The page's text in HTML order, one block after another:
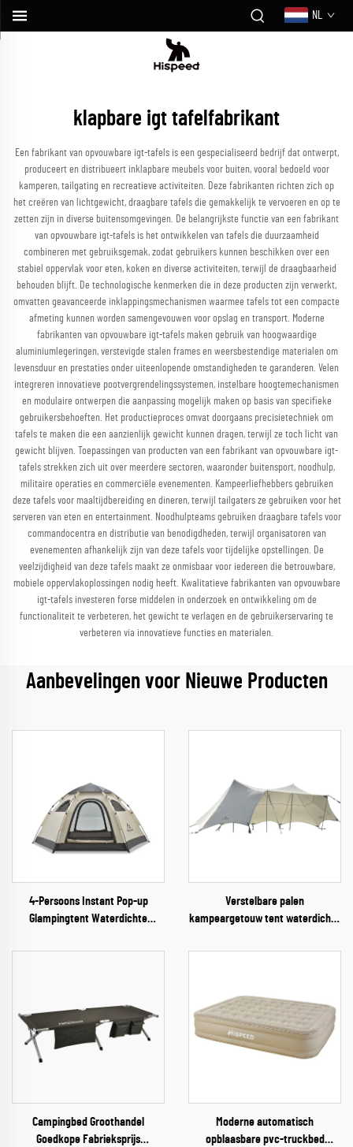
NL
klapbare igt tafelfabrikant
Een fabrikant van opvouwbare igt-tafels is een gespecialiseerd bedrijf dat ontwerpt,
produceert en distribueert inklapbare meubels voor buiten, vooral bedoeld voor
kamperen, tailgating en recreatieve activiteiten. Deze fabrikanten richten zich op
het creëren van lichtgewicht, draagbare tafels die gemakkelijk te vervoeren en op te
zetten zijn in diverse buitensomgevingen. De belangrijkste functie van een fabrikant
van opvouwbare igt-tafels is het ontwikkelen van tafels die duurzaamheid
combineren met gebruiksgemak, zodat gebruikers kunnen beschikken over een
stabiel oppervlak voor eten, koken en diverse activiteiten, terwijl de draagbaarheid
behouden blijft. De technologische kenmerken die in deze producten zijn verwerkt,
omvatten geavanceerde inklappingsmechanismen waarmee tafels tot een compacte
afmeting kunnen worden samengevouwen voor opslag en transport. Moderne
fabrikanten van opvouwbare igt-tafels maken gebruik van hoogwaardige
aluminiumlegeringen, verstevigde stalen frames en weersbestendige materialen om
levensduur en prestaties onder uiteenlopende omstandigheden te garanderen. Velen
integreren innovatieve pootvergrendelingssystemen, instelbare hoogtemechanismen
en modulaire ontwerpen die aanpassing mogelijk maken op basis van specifieke
gebruikersbehoeften. Het productieproces omvat doorgaans precisietechniek om
tafels te maken die een aanzienlijk gewicht kunnen dragen, terwijl ze toch licht van
gewicht blijven. Toepassingen van producten van een fabrikant van opvouwbare igt-
tafels strekken zich uit over meerdere sectoren, waaronder buitensport, noodhulp,
militaire operaties en commerciële evenementen. Kampeerliefhebbers gebruiken
deze tafels voor maaltijdbereiding en dineren, terwijl tailgaters ze gebruiken voor het
serveren van eten en entertainment. Noodhulpteams gebruiken draagbare tafels voor
commandocentra en distributie van benodigdheden, terwijl organisatoren van
evenementen afhankelijk zijn van deze tafels voor tijdelijke opstellingen. De
veelzijdigheid van deze tafels maakt ze onmisbaar voor iedereen die betrouwbare,
mobiele oppervlakoplossingen nodig heeft. Kwalitatieve fabrikanten van opvouwbare
igt-tafels investeren forse middelen in onderzoek en ontwikkeling om de
functionaliteit te verbeteren, het gewicht te verlagen en de gebruikerservaring te
verbeteren via innovatieve functies en materialen.
Aanbevelingen voor Nieuwe Producten
4-Persoons Instant Pop-up
Glampingtent Waterdichte
Verstelbare palen
kampeargetouw tent waterdichte
feest strand overkapping
Campingbed Groothandel
Goedkope Fabrieksprijs
Moderne automatisch
opblaasbare pvc-truckbed